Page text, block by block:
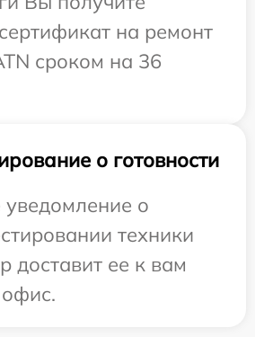
на ремонт
сроком на 36
о готовности
о
техники
доставит ее к вам